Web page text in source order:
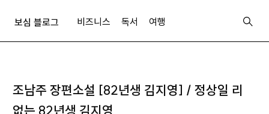
보심 블로그 비즈니스 독서 여행
조남주 장편소설 [82년생 김지영] / 정상일 리
없는 82년생 김지영